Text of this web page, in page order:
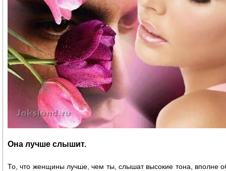
Она лучше слышит.
То, что женщины лучше, чем ты, слышат высокие тона, вполне